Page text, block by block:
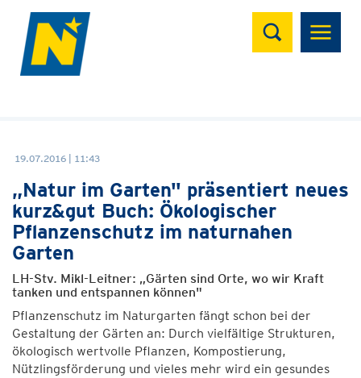
Suchen
19.07.2016 | 11:43
„Natur im Garten" präsentiert neues
kurz&gut Buch: Ökologischer
Pflanzenschutz im naturnahen
Garten
LH-Stv. Mikl-Leitner: „Gärten sind Orte, wo wir Kraft
tanken und entspannen können"
Pflanzenschutz im Naturgarten fängt schon bei der
Gestaltung der Gärten an: Durch vielfältige Strukturen,
ökologisch wertvolle Pflanzen, Kompostierung,
Nützlingsförderung und vieles mehr wird ein gesundes